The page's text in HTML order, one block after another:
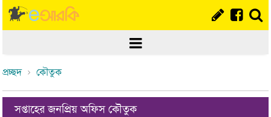
প্রচ্ছদ কৌতুক
সপ্তাহের জনপ্রিয় অফিস কৌতুক